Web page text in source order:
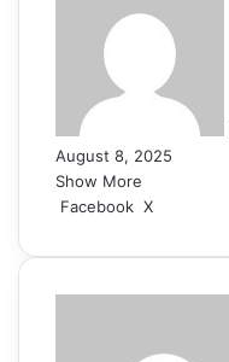
August 8, 2025
Show More
Facebook X
Email